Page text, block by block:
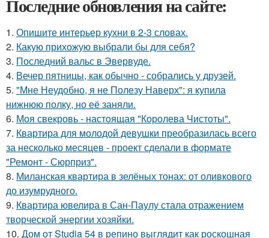
Последние обновления на сайте:
1. Опишите интерьер кухни в 2-3 словах.
2. Какую прихожую выбрали бы для себя?
3. Последний вальс в Эвервуде.
4. Вечер пятницы, как обычно - собрались у друзей.
5. "Мне Неудобно, я не Полезу Наверх": я купила
нижнюю полку, но её заняли.
6. Моя свекровь - настоящая "Королева Чистоты".
7. Квартира для молодой девушки преобразилась всего
за несколько месяцев - проект сделали в формате
"Ремонт - Сюрприз".
8. Миланская квартира в зелёных тонах: от оливкового
до изумрудного.
9. Квартира ювелира в Сан-Паулу стала отражением
творческой энергии хозяйки.
10. Дом от Studia 54 в репино выглядит как роскошная